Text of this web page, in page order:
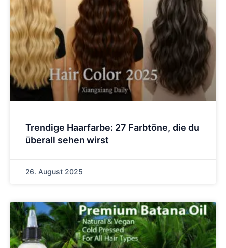
Trendige Haarfarbe: 27 Farbtöne, die du
überall sehen wirst
26. August 2025